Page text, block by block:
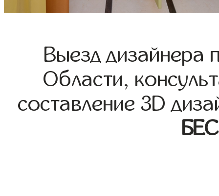
Выезд дизайнера
Области,
составление 3D